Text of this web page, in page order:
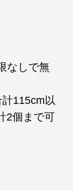
なしで無
115cm以
2個まで可